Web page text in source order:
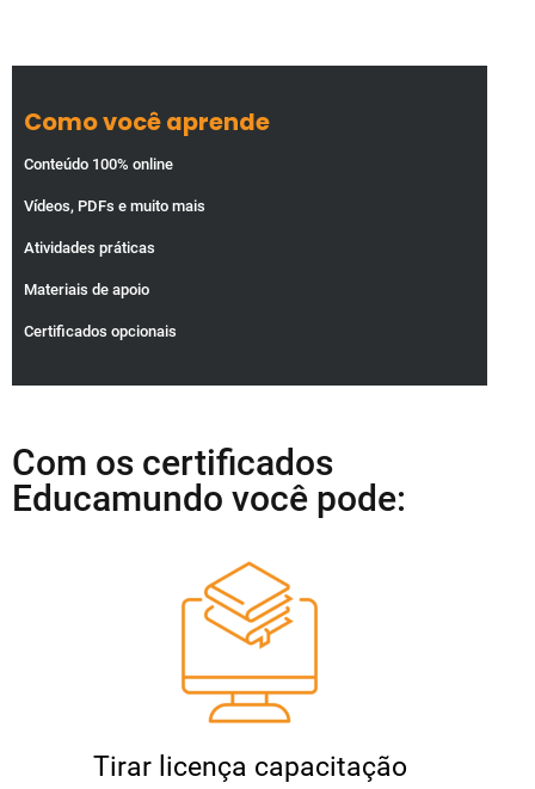
Como você aprende
Conteúdo 100% online
Vídeos, PDFs e muito mais
Atividades práticas
Materiais de apoio
Certificados opcionais
Com os certificados
Educamundo você pode:
Tirar licença capacitação